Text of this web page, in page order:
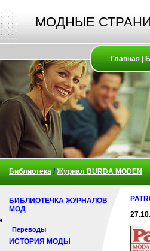
МОДНЫЕ
Главная
Библиотека /Журнал BURDA MODEN
БИБЛИОТЕЧКА ЖУРНАЛОВ
МОД
Переводы
ИСТОРИЯ МОДЫ